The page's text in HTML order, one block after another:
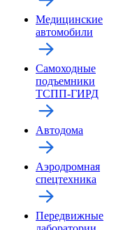
Медицинские
автомобили
Самоходные
подъемники
ТСПП-ГИРД
Автодома
Аэродромная
спецтехника
Передвижные